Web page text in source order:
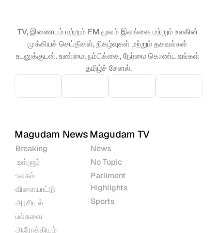
TV, இணையம் மற்றும் FM மூலம் இலங்கை மற்றும் உலகின்
முக்கியச் செய்திகள், நிகழ்வுகள் மற்றும் தகவல்கள்
உடனுக்குடன். உண்மை, நம்பிக்கை, நேர்மை கொண்ட உங்கள்
தமிழ்ச் சேனல்.
Magudam News
Breaking
உள்ளூர்
உலகம்
விளையாட்டு
அரசியல்
பல்சுவை
ஆரோக்கியம்
Magudam TV
News
No Topic
Parliment
Highlights
Sports